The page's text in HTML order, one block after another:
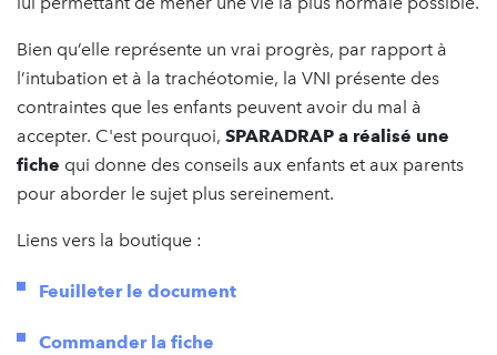
Bien qu’elle représente un vrai progrès, par rapport à
l’intubation et à la trachéotomie, la VNI présente des
contraintes que les enfants peuvent avoir du mal à
accepter. C'est pourquoi, SPARADRAP a réalisé une
fiche qui donne des conseils aux enfants et aux parents
pour aborder le sujet plus sereinement.
Liens vers la boutique :
Feuilleter le document
Commander la fiche